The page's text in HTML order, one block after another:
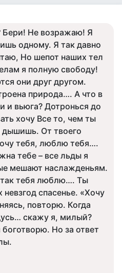
Бери! Не возражаю! Я
одному. Я так давно
Но шепот наших тел
я полную свободу!
они друг другом.
природа…. А что в
и вьюга? Дотронься до
хочу Все то, чем ты
От твоего
тебя, люблю тебя….
тебе – все льды я
мешают наслажденьям.
тебя люблю…. Ты
невзгод спасенье. «Хочу
повторю. Когда
скажу я, милый?
Но за ответ